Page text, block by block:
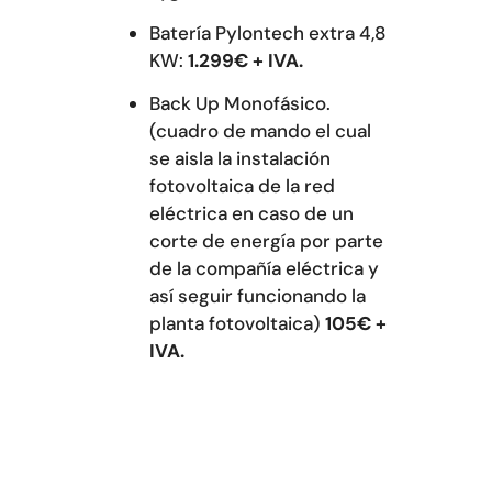
Batería Pylontech extra 4,8
KW: 1.299€ + IVA.
Back Up Monofásico.
(cuadro de mando el cual
se aisla la instalación
fotovoltaica de la red
eléctrica en caso de un
corte de energía por parte
de la compañía eléctrica y
así seguir funcionando la
planta fotovoltaica)105€ +
IVA.